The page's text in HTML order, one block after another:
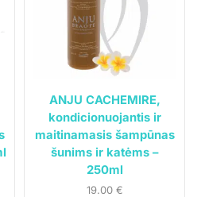
ANJU CACHEMIRE,
kondicionuojantis ir
maitinamasis šampūnas
šunims ir katėms –
250ml
19.00 €